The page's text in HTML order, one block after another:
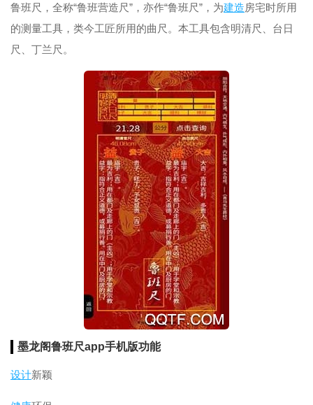
鲁班尺，全称“鲁班营造尺”，亦作“鲁班尺”，为建造房宅时所用
的测量工具，类今工匠所用的曲尺。本工具包含明清尺、台日
尺、丁兰尺。
墨龙阁鲁班尺app手机版功能
设计新颖